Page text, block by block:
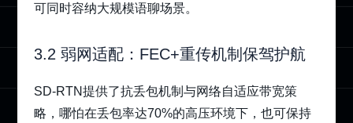
可同时容纳大规模语聊场景。
3.2 弱网适配：FEC+重传机制保驾护航
SD‑RTN提供了抗丢包机制与网络自适应带宽策
略，哪怕在丢包率达70%的高压环境下，也可保持